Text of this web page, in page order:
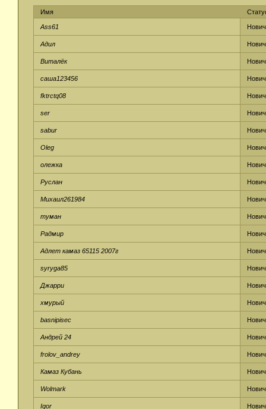
Имя
Ass61
Адил
Виталёк
саша123456
fktrctq08
ser
sabur
Oleg
олежка
Руслан
Михаил261984
туман
Радмир
Адлет камаз 65115 2007г
syryga85
Джарри
хмурый
basnipisec
Андрей 24
frolov_andrey
Камаз Кубань
Wolmark
Igor